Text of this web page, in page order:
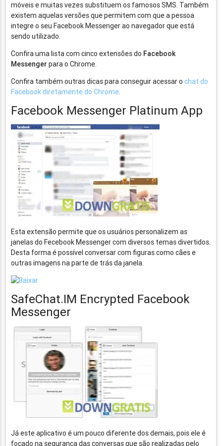
móveis e muitas vezes substituem os famosos SMS. Também
existem aquelas versões que permitem com que a pessoa
integre o seu Facebook Messenger ao navegador que está
sendo utilizado.
Confira uma lista com cinco extensões do Facebook
Messenger para o Chrome.
Confira também outras dicas para conseguir acessar ochat do
Facebook diretamente do Chrome.
Facebook Messenger Platinum App
Esta extensão permite que os usuários personalizem as
janelas do Fecebook Messenger com diversos temas divertidos.
Desta forma é possível conversar com figuras como cães e
outras imagens na parte de trás da janela.
SafeChat.IM Encrypted Facebook
Messenger
Já este aplicativo é um pouco diferente dos demais, pois ele é
focado na segurança das conversas que são realizadas pelo